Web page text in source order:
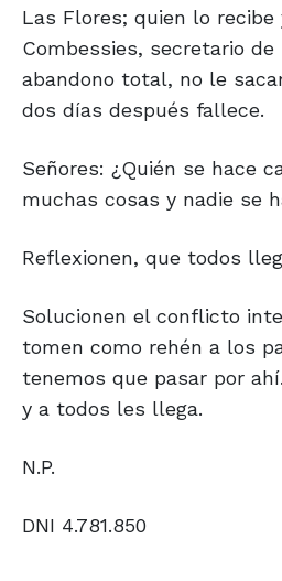
Las Flores; quien lo recibe
Combessies, secretario
abandono total, no le
dos días después fallece.
Señores: ¿Quién se hace
muchas cosas y nadie se
Reflexionen, que todos
Solucionen el conflicto
tomen como rehén a los
tenemos que pasar por
y a todos les llega.
N.P.
DNI 4.781.850